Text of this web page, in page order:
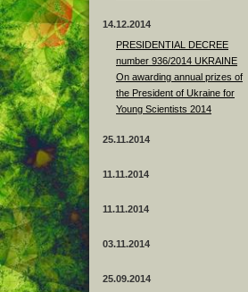
14.12.2014
PRESIDENTIAL DECREE
number 936/2014 UKRAINE
On awarding annual prizes of
the President of Ukraine for
Young Scientists 2014
25.11.2014
11.11.2014
11.11.2014
03.11.2014
25.09.2014